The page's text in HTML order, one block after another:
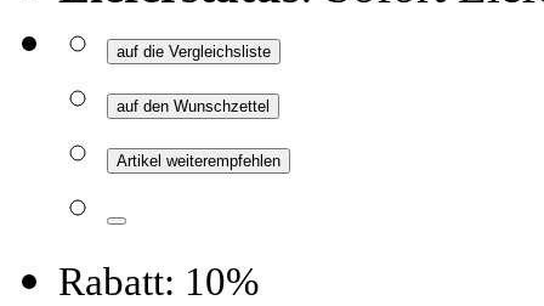
auf die Vergleichsliste
auf den Wunschzettel
Artikel weiterempfehlen
Rabatt: 10%